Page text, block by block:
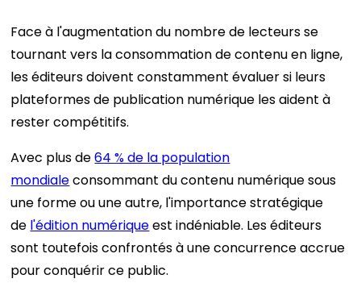
Face à l'augmentation du nombre de lecteurs se
tournant vers la consommation de contenu en ligne,
les éditeurs doivent constamment évaluer si leurs
plateformes de publication numérique les aident à
rester compétitifs.
Avec plus de64 % de la population
mondialeconsommant du contenu numérique sous
une forme ou une autre, l'importance stratégique
de l'édition numériqueest indéniable. Les éditeurs
sont toutefois confrontés à une concurrence accrue
pour conquérir ce public.